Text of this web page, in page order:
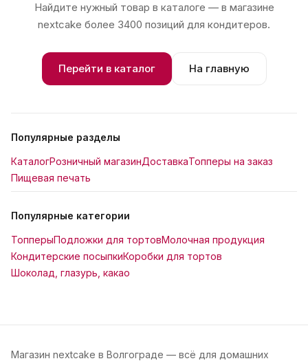
Найдите нужный товар в каталоге — в магазине
nextcake более 3400 позиций для кондитеров.
Перейти в каталог На главную
Популярные разделы
КаталогРозничный магазинДоставкаТопперы на заказ
Пищевая печать
Популярные категории
ТопперыПодложки для тортовМолочная продукция
Кондитерские посыпкиКоробки для тортов
Шоколад, глазурь, какао
Магазин nextcake в Волгограде — всё для домашних